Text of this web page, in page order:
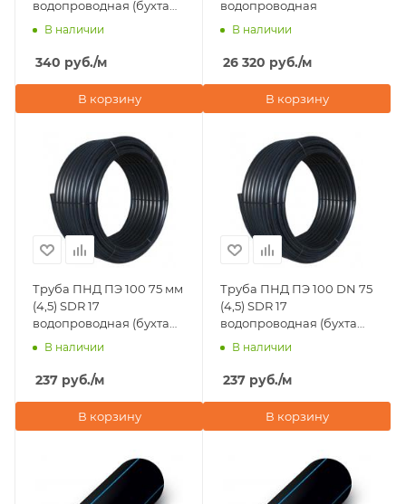
водопроводная (бухта
100 м)
В наличии
340 руб./м
В корзину
водопроводная
В наличии
26 320 руб./м
В корзину
Труба ПНД ПЭ 100 75 мм
(4,5) SDR 17
водопроводная (бухта
50 м)
В наличии
237 руб./м
В корзину
Труба ПНД ПЭ 100 DN 75
(4,5) SDR 17
водопроводная (бухта
100 м)
В наличии
237 руб./м
В корзину